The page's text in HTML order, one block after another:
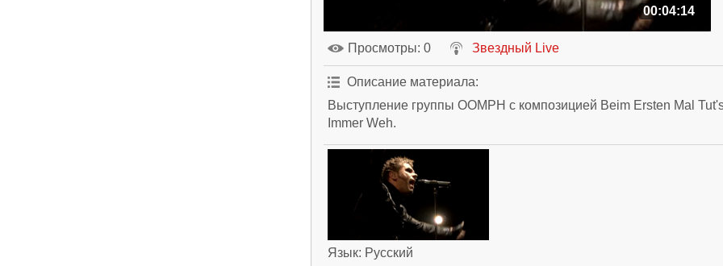
00:04:14
Просмотры: 0 Звездный Live
Описание материала:
Выступление группы OOMPH с композицией Beim Ersten Mal
Immer Weh.
Язык: Русский